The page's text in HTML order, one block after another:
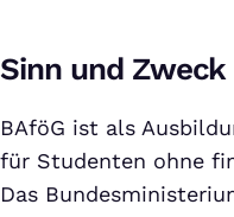
Sinn und Zweck
BAföG ist als
für Studenten ohne
Das